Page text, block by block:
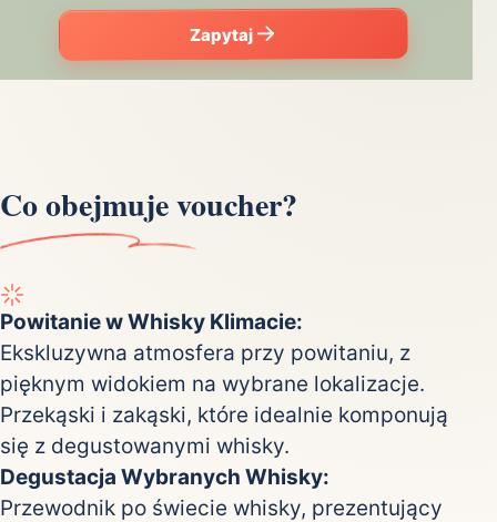
Zapytaj
Co obejmuje voucher?
Powitanie w Whisky Klimacie:
Ekskluzywna atmosfera przy powitaniu, z
pięknym widokiem na wybrane lokalizacje.
Przekąski i zakąski, które idealnie komponują
się z degustowanymi whisky.
Degustacja Wybranych Whisky:
Przewodnik po świecie whisky, prezentujący